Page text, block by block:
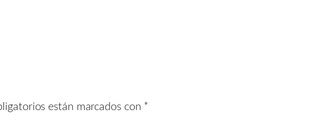
están marcados con *